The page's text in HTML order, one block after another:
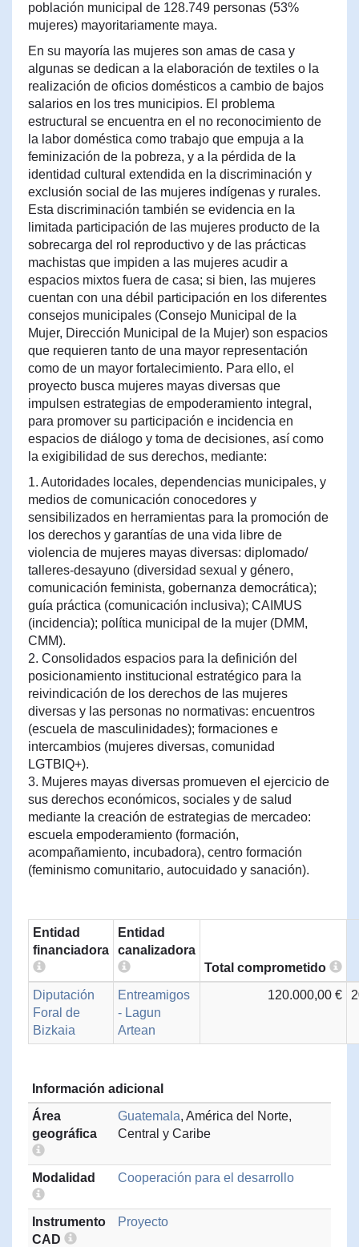
población municipal de 128.749 personas (53%
mujeres) mayoritariamente maya.
En su mayoría las mujeres son amas de casa y
algunas se dedican a la elaboración de textiles o la
realización de oficios domésticos a cambio de bajos
salarios en los tres municipios. El problema
estructural se encuentra en el no reconocimiento de
la labor doméstica como trabajo que empuja a la
feminización de la pobreza, y a la pérdida de la
identidad cultural extendida en la discriminación y
exclusión social de las mujeres indígenas y rurales.
Esta discriminación también se evidencia en la
limitada participación de las mujeres producto de la
sobrecarga del rol reproductivo y de las prácticas
machistas que impiden a las mujeres acudir a
espacios mixtos fuera de casa; si bien, las mujeres
cuentan con una débil participación en los diferentes
consejos municipales (Consejo Municipal de la
Mujer, Dirección Municipal de la Mujer) son espacios
que requieren tanto de una mayor representación
como de un mayor fortalecimiento. Para ello, el
proyecto busca mujeres mayas diversas que
impulsen estrategias de empoderamiento integral,
para promover su participación e incidencia en
espacios de diálogo y toma de decisiones, así como
la exigibilidad de sus derechos, mediante:
1. Autoridades locales, dependencias municipales, y
medios de comunicación conocedores y
sensibilizados en herramientas para la promoción de
los derechos y garantías de una vida libre de
violencia de mujeres mayas diversas: diplomado/
talleres-desayuno (diversidad sexual y género,
comunicación feminista, gobernanza democrática);
guía práctica (comunicación inclusiva); CAIMUS
(incidencia); política municipal de la mujer (DMM,
CMM).
2. Consolidados espacios para la definición del
posicionamiento institucional estratégico para la
reivindicación de los derechos de las mujeres
diversas y las personas no normativas: encuentros
(escuela de masculinidades); formaciones e
intercambios (mujeres diversas, comunidad
LGTBIQ+).
3. Mujeres mayas diversas promueven el ejercicio de
sus derechos económicos, sociales y de salud
mediante la creación de estrategias de mercadeo:
escuela empoderamiento (formación,
acompañamiento, incubadora), centro formación
(feminismo comunitario, autocuidado y sanación).
Entidad
financiadora
Entidad
canalizadora
Total comprometido
Diputación
Foral de
Bizkaia
Entreamigos
- Lagun
Artean
120.000,00 €
Información adicional
Área
geográfica
Guatemala, América del Norte,
Central y Caribe
Modalidad Cooperación para el desarrollo
Instrumento
CAD
Proyecto